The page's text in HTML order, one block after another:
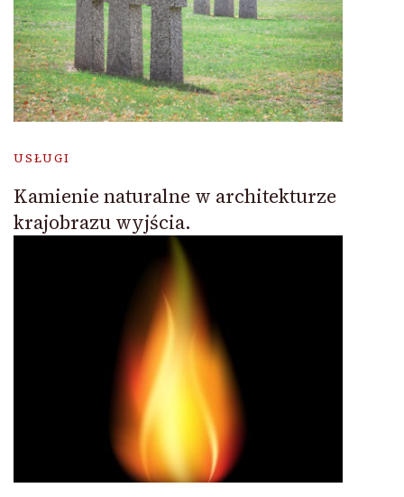
USŁUGI
Kamienie naturalne w architekturze
krajobrazu wyjścia.